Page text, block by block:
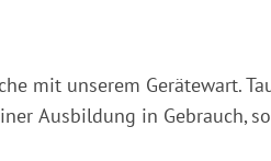
mit unserem Gerätewart.
Ausbildung in Gebrauch,